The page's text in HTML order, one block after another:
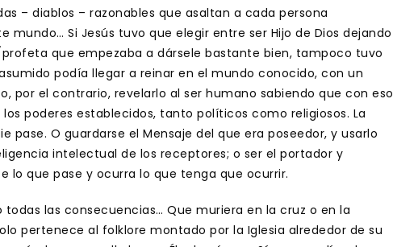
– diablos – razonables que asaltan a cada persona
mundo… Si Jesús tuvo que elegir entre ser Hijo de Dios dejando
que empezaba a dársele bastante bien, tampoco tuvo
podía llegar a reinar en el mundo conocido, con un
por el contrario, revelarlo al ser humano sabiendo que con eso
poderes establecidos, tanto políticos como religiosos. La
pase. O guardarse el Mensaje del que era poseedor, y usarlo
intelectual de los receptores; o ser el portador y
lo que pase y ocurra lo que tenga que ocurrir.
las consecuencias… Que muriera en la cruz o en la
pertenece al folklore montado por la Iglesia alrededor de su